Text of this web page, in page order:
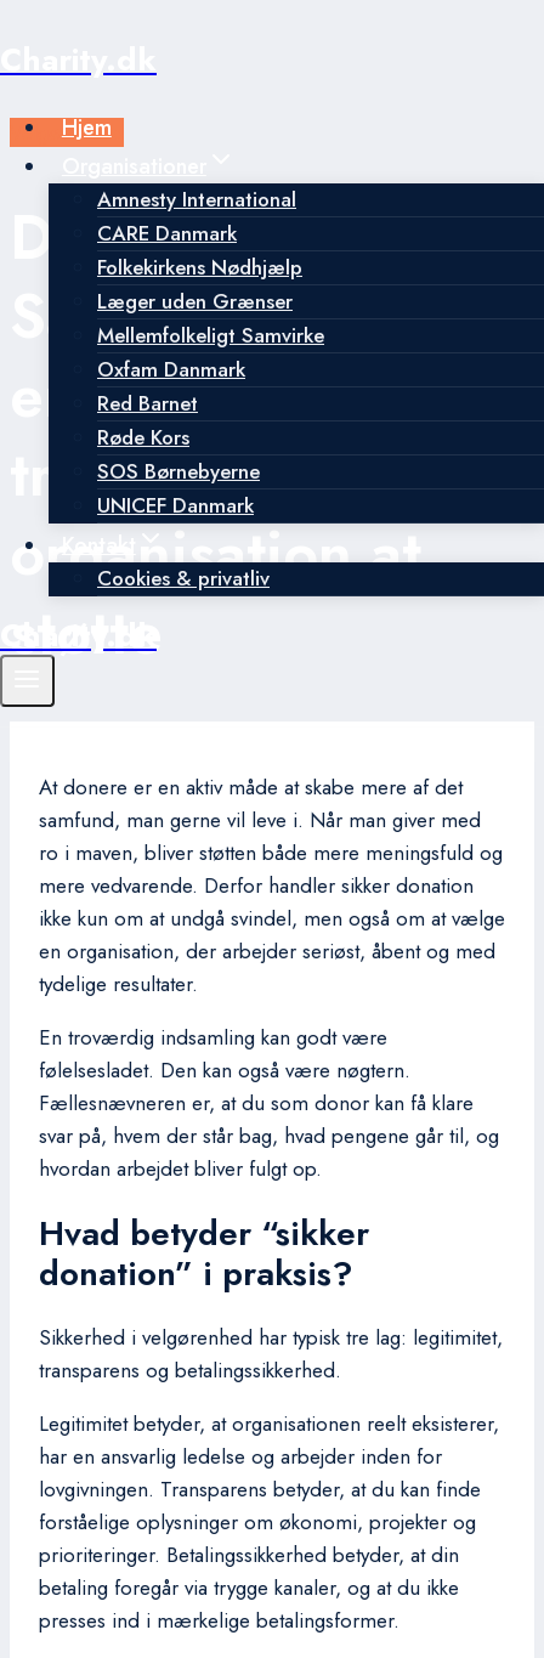
Hjem
Amnesty International
CARE Danmark
Folkekirkens Nødhjælp
Læger uden Grænser
Mellemfolkeligt Samvirke
Oxfam Danmark
Red Barnet
Røde Kors
SOS Børnebyerne
UNICEF Danmark
Cookies & privatliv
Velgørenhed
Donationsguide:
Sådan vælger du
en sikker og
troværdig
organisation at
støtte
At donere er en aktiv måde at skabe mere af det
samfund, man gerne vil leve i. Når man giver med
ro i maven, bliver støtten både mere meningsfuld og
mere vedvarende. Derfor handler sikker donation
ikke kun om at undgå svindel, men også om at vælge
en organisation, der arbejder seriøst, åbent og med
tydelige resultater.
En troværdig indsamling kan godt være
følelsesladet. Den kan også være nøgtern.
Fællesnævneren er, at du som donor kan få klare
svar på, hvem der står bag, hvad pengene går til, og
hvordan arbejdet bliver fulgt op.
Hvad betyder “sikker
donation” i praksis?
Sikkerhed i velgørenhed har typisk tre lag: legitimitet,
transparens og betalingssikkerhed.
Legitimitet betyder, at organisationen reelt eksisterer,
har en ansvarlig ledelse og arbejder inden for
lovgivningen. Transparens betyder, at du kan finde
forståelige oplysninger om økonomi, projekter og
prioriteringer. Betalingssikkerhed betyder, at din
betaling foregår via trygge kanaler, og at du ikke
presses ind i mærkelige betalingsformer.